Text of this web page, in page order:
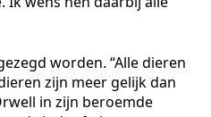
worden. “Alle dieren
zijn meer gelijk dan
in zijn beroemde